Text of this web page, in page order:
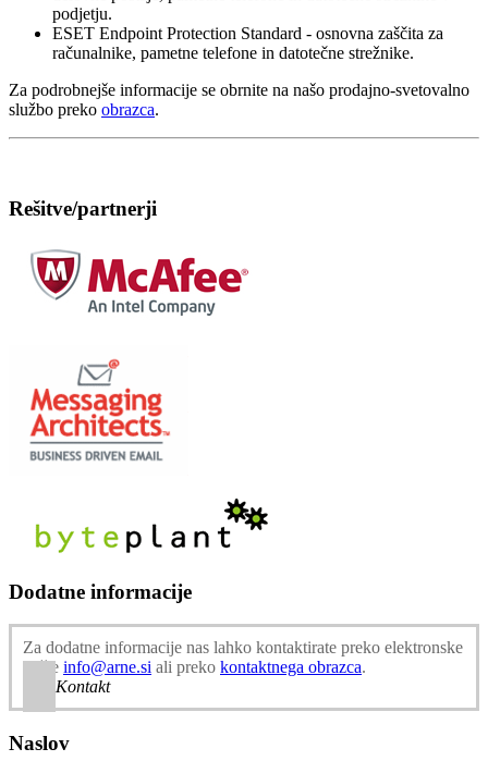
podjetju.
ESET Endpoint Protection Standard - osnovna zaščita za
računalnike, pametne telefone in datotečne strežnike.
Za podrobnejše informacije se obrnite na našo prodajno-svetovalno
službo preko obrazca.
Rešitve/partnerji
Dodatne informacije
Za dodatne informacije nas lahko kontaktirate preko elektronske
pošte info@arne.si ali preko kontaktnega obrazca.
Kontakt
Naslov